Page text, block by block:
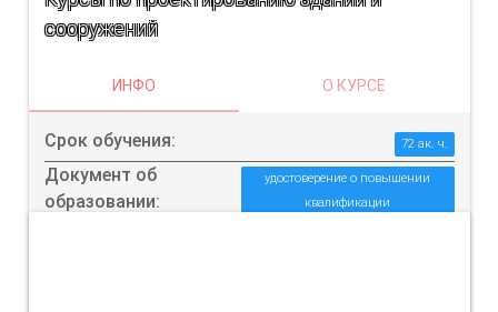
сооружений
ИНФО О КУРСЕ
Срок обучения: 72 ак. ч.
Документ об
образовании:
удостоверение о повышении
квалификации